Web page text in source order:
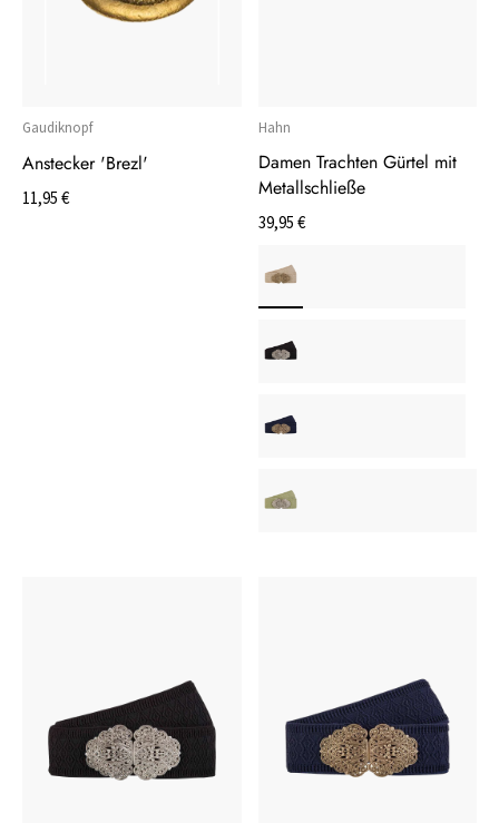
Gaudiknopf
Anstecker 'Brezl'
11,95 €
Hahn
Damen Trachten Gürtel mit
Metallschließe
39,95 €